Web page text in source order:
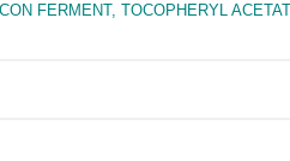
FERMENT, TOCOPHERYL